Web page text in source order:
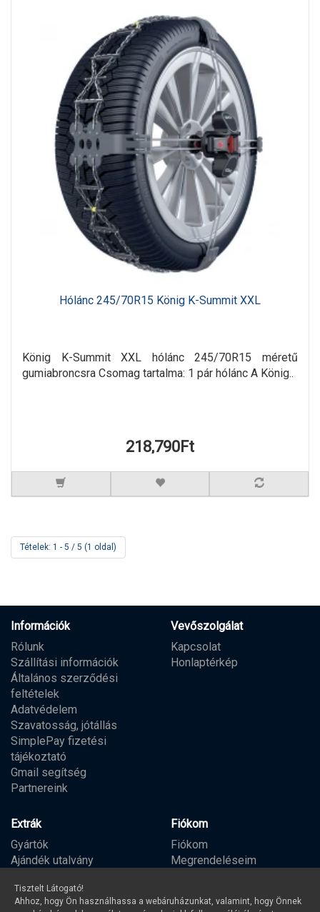
Hólánc 245/70R15 König K-Summit XXL
König K-Summit XXL hólánc 245/70R15 méretű
gumiabroncsra Csomag tartalma: 1 pár hólánc A König..
218,790Ft
Tételek: 1 - 5 / 5 (1 oldal)
Információk
Rólunk
Szállítási információk
Általános szerződési
feltételek
Adatvédelem
Szavatosság, jótállás
SimplePay fizetési
tájékoztató
Gmail segítség
Partnereink
Vevőszolgálat
Kapcsolat
Honlaptérkép
Extrák
Gyártók
Ajándék utalvány
Fiókom
Fiókom
Megrendeléseim
Tisztelt Látogató!
Ahhoz, hogy Ön használhassa a webáruházunkat, valamint, hogy Önnek